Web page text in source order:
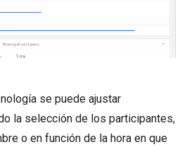
se puede ajustar
la selección de los participantes,
o en función de la hora en que